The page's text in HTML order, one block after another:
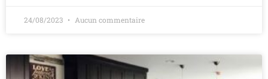
24/08/2023 Aucun commentaire